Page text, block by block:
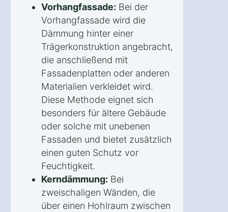
Vorhangfassade: Bei der
Vorhangfassade wird die
Dämmung hinter einer
Trägerkonstruktion angebracht,
die anschließend mit
Fassadenplatten oder anderen
Materialien verkleidet wird.
Diese Methode eignet sich
besonders für ältere Gebäude
oder solche mit unebenen
Fassaden und bietet zusätzlich
einen guten Schutz vor
Feuchtigkeit.
Kerndämmung: Bei
zweischaligen Wänden, die
über einen Hohlraum zwischen